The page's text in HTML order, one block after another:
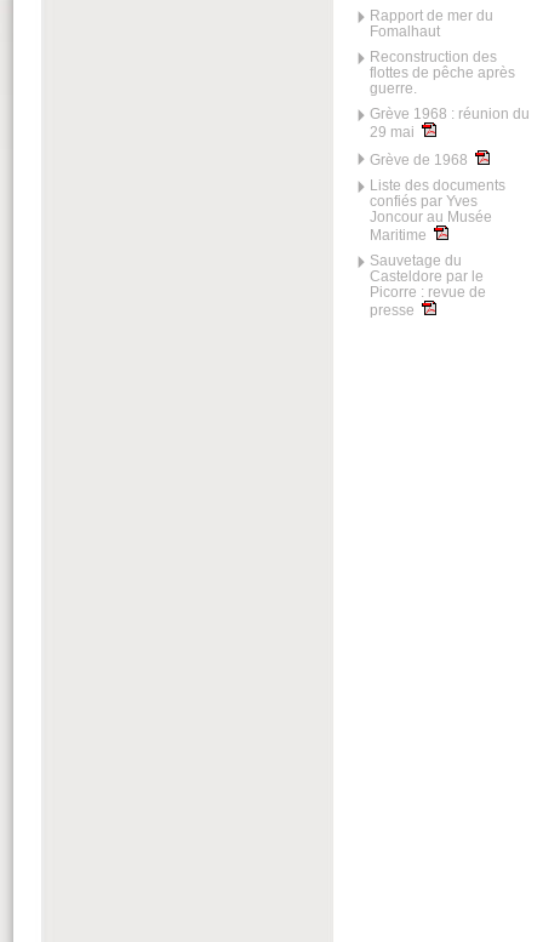
Rapport de mer du
Fomalhaut
Reconstruction des
flottes de pêche après
guerre.
Grève 1968 : réunion du
29 mai
Grève de 1968
Liste des documents
confiés par Yves
Joncour au Musée
Maritime
Sauvetage du
Casteldore par le
Picorre : revue de
presse